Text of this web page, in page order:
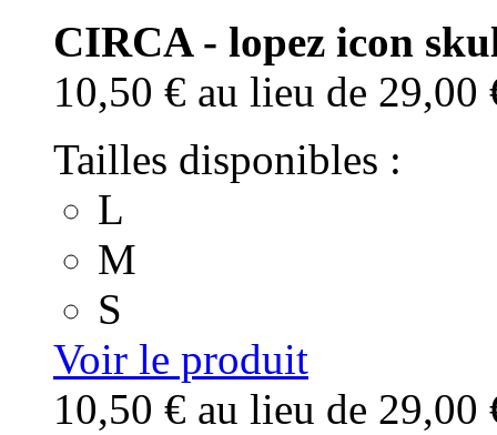
CIRCA - lopez icon
10,50 € au lieu de 29,00
Tailles disponibles :
L
M
S
Voir le produit
10,50 € au lieu de 29,00